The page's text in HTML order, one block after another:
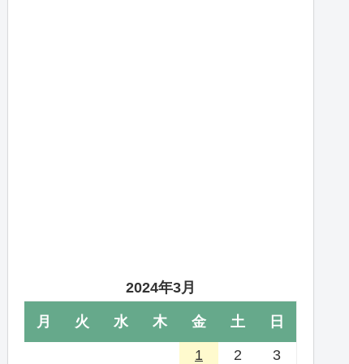
2024年3月
月 火 水 木 金 土 日
1 2 3